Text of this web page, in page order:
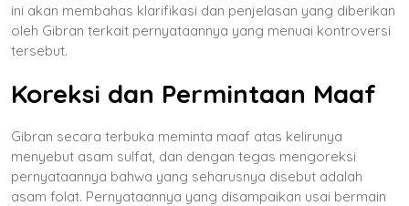
ini akan membahas klarifikasi dan penjelasan yang diberikan
oleh Gibran terkait pernyataannya yang menuai kontroversi
tersebut.
Koreksi dan Permintaan Maaf
Gibran secara terbuka meminta maaf atas kelirunya
menyebut asam sulfat, dan dengan tegas mengoreksi
pernyataannya bahwa yang seharusnya disebut adalah
asam folat. Pernyataannya yang disampaikan usai bermain